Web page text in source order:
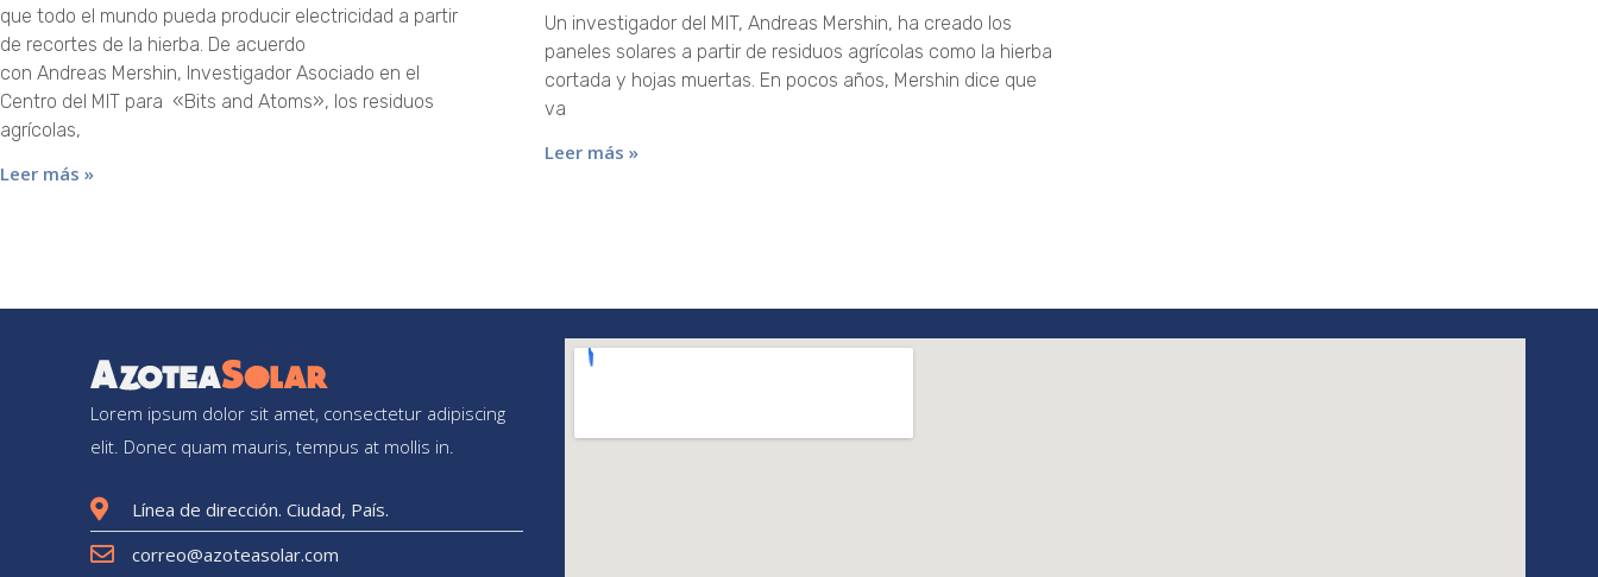
que todo el mundo pueda producir electricidad a partir
de recortes de la hierba. De acuerdo
con Andreas Mershin, Investigador Asociado en el
Centro del MIT para «Bits and Atoms», los residuos
agrícolas,
Leer más »
Un investigador del MIT, Andreas Mershin, ha creado los
paneles solares a partir de residuos agrícolas como la hierba
cortada y hojas muertas. En pocos años, Mershin dice que
va
Leer más »
Lorem ipsum dolor sit amet, consectetur adipiscing
elit. Donec quam mauris, tempus at mollis in.
Línea de dirección. Ciudad, País.
correo@azoteasolar.com